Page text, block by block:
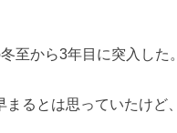
至から3年目に突入した。
るとは思っていたけど、